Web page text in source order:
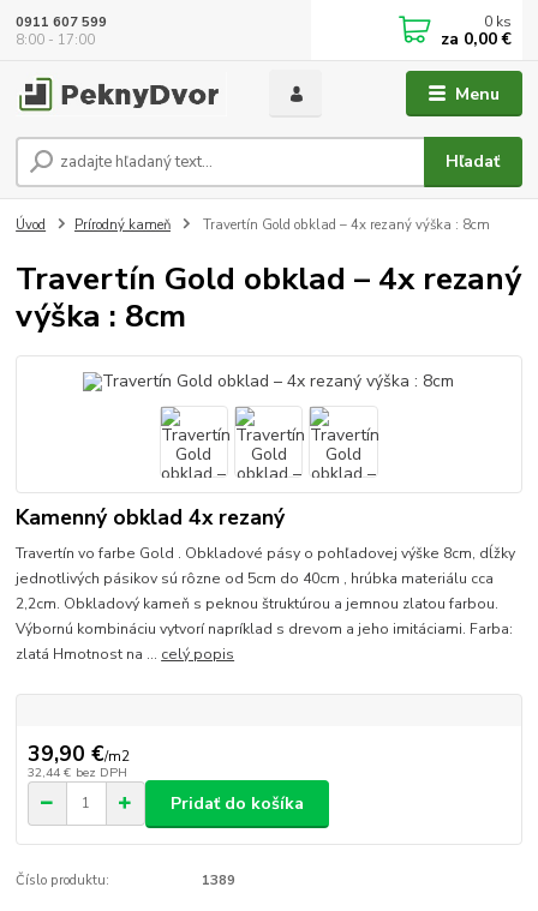
Menu
Hľadať
0911 607 599
8:00 - 17:00
0 ks
za 0,00 €
Úvod Prírodný kameň Travertín Gold obklad – 4x rezaný výška : 8cm
Travertín Gold obklad – 4x rezaný
výška : 8cm
Kamenný obklad 4x rezaný
Travertín vo farbe Gold . Obkladové pásy o pohľadovej výške 8cm, dĺžky
jednotlivých pásikov sú rôzne od 5cm do 40cm , hrúbka materiálu cca
2,2cm. Obkladový kameň s peknou štruktúrou a jemnou zlatou farbou.
Výbornú kombináciu vytvorí napríklad s drevom a jeho imitáciami. Farba:
zlatá Hmotnost na ... celý popis
39,90 €/m2
32,44 € bez DPH
Pridať do košíka
Číslo produktu: 1389